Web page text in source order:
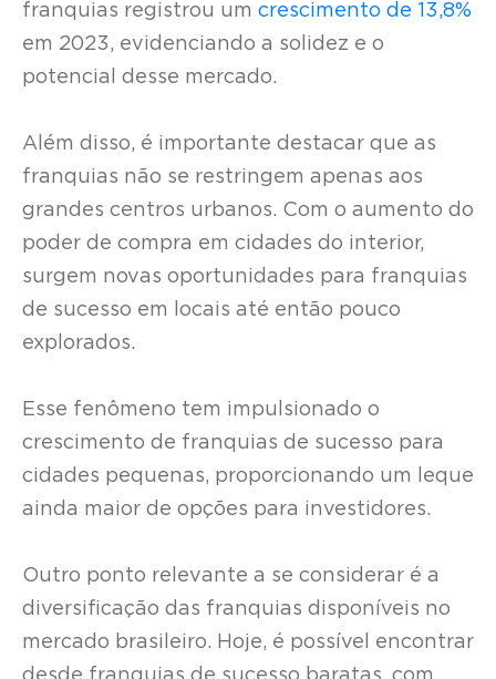
franquias registrou um crescimento de 13,8%
em 2023, evidenciando a solidez e o
potencial desse mercado.
Além disso, é importante destacar que as
franquias não se restringem apenas aos
grandes centros urbanos. Com o aumento do
poder de compra em cidades do interior,
surgem novas oportunidades para franquias
de sucesso em locais até então pouco
explorados.
Esse fenômeno tem impulsionado o
crescimento de franquias de sucesso para
cidades pequenas, proporcionando um leque
ainda maior de opções para investidores.
Outro ponto relevante a se considerar é a
diversificação das franquias disponíveis no
mercado brasileiro. Hoje, é possível encontrar